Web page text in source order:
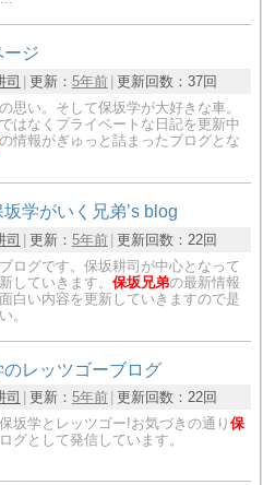
ージ
司 更新： 5年前 更新回数： 37回
思い。そして保坂学が大好きな車。
はなくプライベートな日記を更新中
の情報がぎゅっと詰まったブログとな
学がいく兄弟’s blog
司 更新： 5年前 更新回数： 22回
ログです。保坂耕司が中心となって
していきます。保坂兄弟の最新情報
白い内容を更新していきますので是
。
レッツゴーブログ
司 更新： 5年前 更新回数： 22回
坂学とレッツゴー!お気づきの通り保
グとして発信しています。